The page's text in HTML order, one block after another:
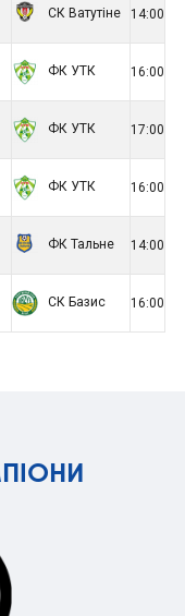
СК Ватутіне 14:00
ФК УТК 16:00
ФК УТК 17:00
ФК УТК 16:00
ФК Тальне 14:00
СК Базис 16:00